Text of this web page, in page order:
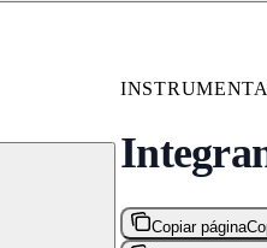
Copiar página